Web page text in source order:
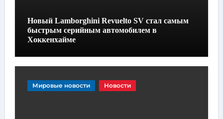
Новый Lamborghini Revuelto SV стал самым
быстрым серийным автомобилем в
Хоккенхайме
Мировые новости Новости